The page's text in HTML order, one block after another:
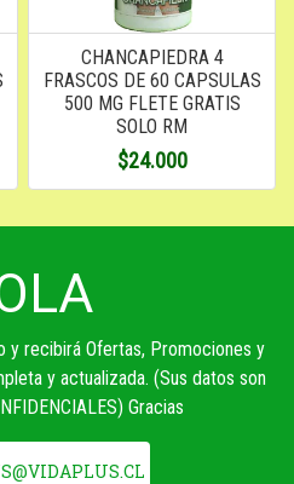
CHANCAPIEDRA 4
FRASCOS DE 60 CAPSULAS
500 MG FLETE GRATIS
SOLO RM
$24.000
y recibirá Ofertas, Promociones y
y actualizada. (Sus datos son
Gracias